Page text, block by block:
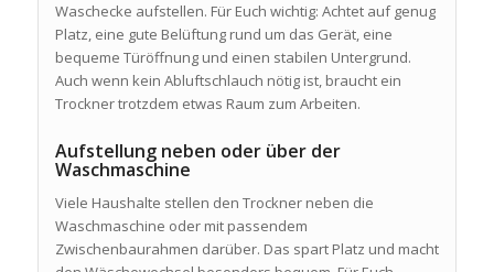
Waschecke aufstellen. Für Euch wichtig: Achtet auf genug
Platz, eine gute Belüftung rund um das Gerät, eine
bequeme Türöffnung und einen stabilen Untergrund.
Auch wenn kein Abluftschlauch nötig ist, braucht ein
Trockner trotzdem etwas Raum zum Arbeiten.
Aufstellung neben oder über der
Waschmaschine
Viele Haushalte stellen den Trockner neben die
Waschmaschine oder mit passendem
Zwischenbaurahmen darüber. Das spart Platz und macht